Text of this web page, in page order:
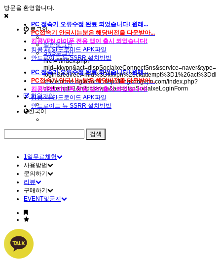
방문을 환영합니다.
로그인
일반로그인
SNS로그인
href="/index.php?
mid=kkvpn&act=dispSocialxeConnectSns&service=naver&type=
login&redirect=mid%3Dkkvpn%26ckattempt%3D1%26act%3Ddi
spMemberLoginForm" http://kingkongvpn.com/index.php?
ckattempt=1&mid=kkvpn&act=dispSocialxeLoginForm
회원가입
한국어
1일무료체험
사용방법
문의하기
리뷰
구매하기
EVENT및공지
PC 접속기 오류수정 완료 되었습니다! 원래...
PC접속기 안되시는분은 해당버전을 다운받아...
킹콩VPN 아이폰 전용 앱이 출시 되었습니다!
킹콩 새 안드로이드 APK파일
안드로이드 뉴 SSRR 설치방법
PC 접속기 오류수정 완료 되었습니다! 원래...
PC접속기 안되시는분은 해당버전을 다운받아...
킹콩VPN 아이폰 전용 앱이 출시 되었습니다!
킹콩 새 안드로이드 APK파일
안드로이드 뉴 SSRR 설치방법